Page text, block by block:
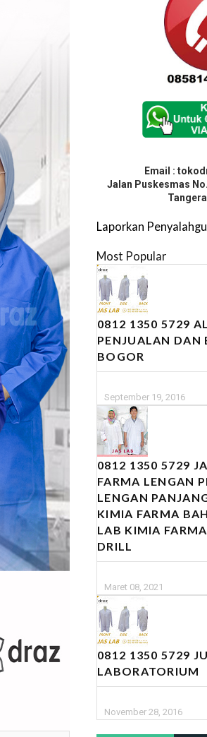
Email :
Jalan Puskesmas
Laporkan
Most Popular
0812 1350 5729
PENJUALAN DAN
BOGOR
September 19, 2016
0812 1350 5729
FARMA LENGAN
LENGAN
KIMIA FARMA
LAB KIMIA
DRILL
Maret 08, 2021
0812 1350 5729
LABORATORIUM
November 28, 2016